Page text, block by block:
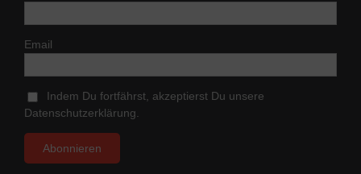
Email
Indem Du fortfährst, akzeptierst Du unsere
Datenschutzerklärung.